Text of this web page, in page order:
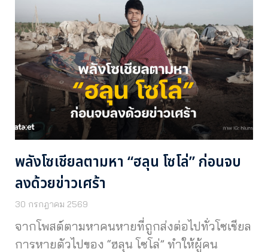
พลังโซเชียลตามหา “ฮลุน โซโล่” ก่อนจบ
ลงด้วยข่าวเศร้า
30 กรกฎาคม 2569
จากโพสต์ตามหาคนหายที่ถูกส่งต่อไปทั่วโซเชียล
การหายตัวไปของ “ฮลุน โซโล่” ทำให้ผู้คน